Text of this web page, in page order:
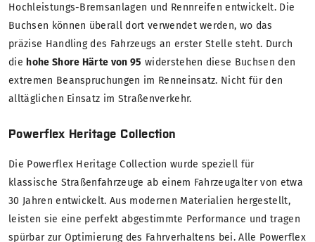
Hochleistungs-Bremsanlagen und Rennreifen entwickelt. Die
Buchsen können überall dort verwendet werden, wo das
präzise Handling des Fahrzeugs an erster Stelle steht. Durch
die hohe Shore Härte von 95 widerstehen diese Buchsen den
extremen Beanspruchungen im Renneinsatz. Nicht für den
alltäglichen Einsatz im Straßenverkehr.
Powerflex Heritage Collection
Die Powerflex Heritage Collection wurde speziell für
klassische Straßenfahrzeuge ab einem Fahrzeugalter von etwa
30 Jahren entwickelt. Aus modernen Materialien hergestellt,
leisten sie eine perfekt abgestimmte Performance und tragen
spürbar zur Optimierung des Fahrverhaltens bei. Alle Powerflex